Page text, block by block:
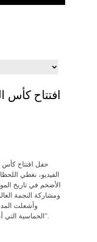
افتتاح كأس
الفيديو، نغطي
الأضخم في تاريخ
ومشاركة النجمة
وأشعلت
الحماسية التي أعادت للأذهان ذكريات "واكا واكا".